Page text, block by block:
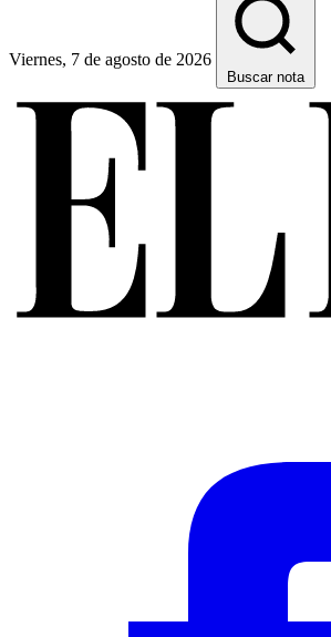
Viernes, 7 de agosto de 2026
Buscar nota